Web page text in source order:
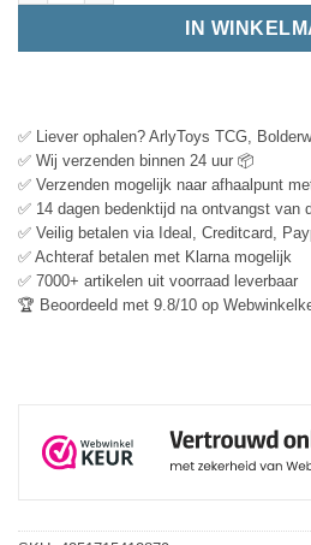
IN
✅ Liever ophalen? ArlyToys TCG,
✅ Wij verzenden binnen 24 uur 📦
✅ Verzenden mogelijk naar afhaalpunt
✅ 14 dagen bedenktijd na ontvangst van
✅ Veilig betalen via Ideal, Creditcard,
✅ Achteraf betalen met Klarna mogelijk
✅ 7000+ artikelen uit voorraad leverbaar
🏆 Beoordeeld met 9.8/10 op